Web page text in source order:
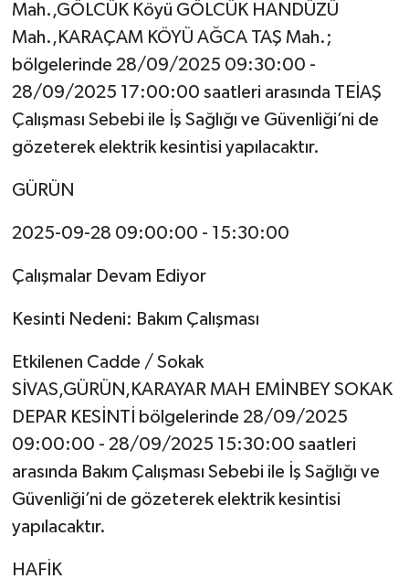
Mah.,GÖLCÜK Köyü GÖLCÜK HANDÜZÜ
Mah.,KARAÇAM KÖYÜ AĞCA TAŞ Mah.;
bölgelerinde 28/09/2025 09:30:00 -
28/09/2025 17:00:00 saatleri arasında TEİAŞ
Çalışması Sebebi ile İş Sağlığı ve Güvenliği’ni de
gözeterek elektrik kesintisi yapılacaktır.
GÜRÜN
2025-09-28 09:00:00 - 15:30:00
Çalışmalar Devam Ediyor
Kesinti Nedeni: Bakım Çalışması
Etkilenen Cadde / Sokak
SİVAS,GÜRÜN,KARAYAR MAH EMİNBEY SOKAK
DEPAR KESİNTİ bölgelerinde 28/09/2025
09:00:00 - 28/09/2025 15:30:00 saatleri
arasında Bakım Çalışması Sebebi ile İş Sağlığı ve
Güvenliği’ni de gözeterek elektrik kesintisi
yapılacaktır.
HAFİK